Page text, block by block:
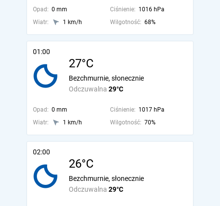
Opad: 0 mm Ciśnienie: 1016 hPa
Wiatr:
1 km/h Wilgotność: 68%
01:00
27°C
Odczuwalna 29°C
Bezchmurnie, słonecznie
Opad: 0 mm Ciśnienie: 1017 hPa
Wiatr:
1 km/h Wilgotność: 70%
02:00
26°C
Odczuwalna 29°C
Bezchmurnie, słonecznie